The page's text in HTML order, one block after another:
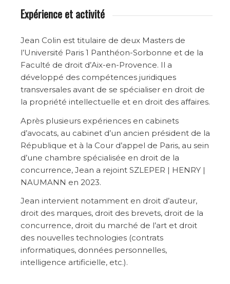
Expérience et activité
Jean Colin est titulaire de deux Masters de
l’Université Paris 1 Panthéon-Sorbonne et de la
Faculté de droit d’Aix-en-Provence. Il a
développé des compétences juridiques
transversales avant de se spécialiser en droit de
la propriété intellectuelle et en droit des affaires.
Après plusieurs expériences en cabinets
d’avocats, au cabinet d’un ancien président de la
République et à la Cour d’appel de Paris, au sein
d’une chambre spécialisée en droit de la
concurrence, Jean a rejoint SZLEPER | HENRY |
NAUMANN en 2023.
Jean intervient notamment en droit d’auteur,
droit des marques, droit des brevets, droit de la
concurrence, droit du marché de l’art et droit
des nouvelles technologies (contrats
informatiques, données personnelles,
intelligence artificielle, etc.).